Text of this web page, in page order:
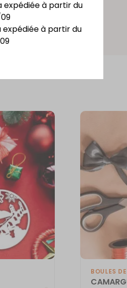
à partir du
à partir du
BOULES